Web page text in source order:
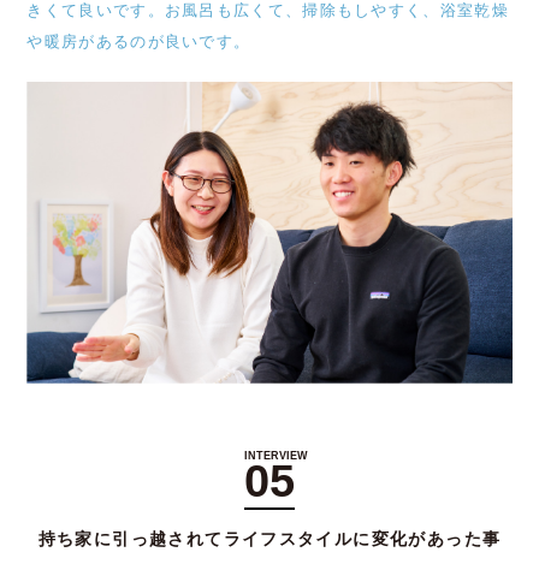
物件を探す
土地の売却
アーカイブス
お客様の声
メルマガ会員
きくて良いです。お風呂も広くて、掃除もしやすく、浴室乾燥
や暖房があるのが良いです。
05
持ち家に引っ越されてライフスタイルに変化があった事